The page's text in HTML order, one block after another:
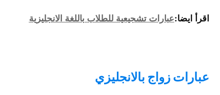
اقرأ ايضا:عبارات تشجيعية للطلاب باللغة الانجليزية
عبارات زواج بالانجليزي